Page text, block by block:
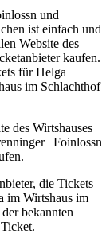
und
ist einfach und
Website des
kaufen.
für Helga
im Schlachthof
des Wirtshauses
| Foinlossn
die Tickets
im Wirtshaus im
bekannten